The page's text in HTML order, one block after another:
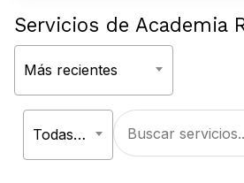
Servicios de Academia
por
Más recientes
Aplicar
Todas las categorías